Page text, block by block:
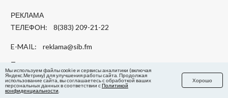
РЕКЛАМА
ТЕЛЕФОН: 8(383) 209-21-22
E-MAIL: reklama@sib.fm
По вопросам сотрудничества:
marketing@sib.fm
Мы используем файлы cookie и сервисы аналитики (включая
Яндекс.Метрику) для улучшения работы сайта. Продолжая
использование сайта, вы соглашаетесь с обработкой ваших
персональных данных в соответствии сПолитикой
конфиденциальности
Хорошо